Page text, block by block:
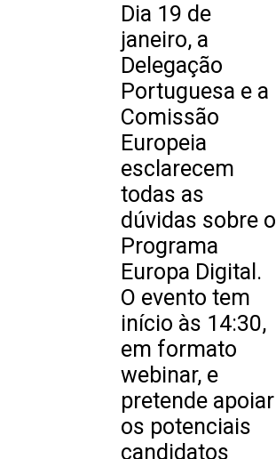
Dia 19 de
janeiro, a
Delegação
Portuguesa e a
Comissão
Europeia
esclarecem
todas as
dúvidas sobre o
Programa
Europa Digital.
O evento tem
início às 14:30,
em formato
webinar, e
pretende apoiar
os potenciais
candidatos